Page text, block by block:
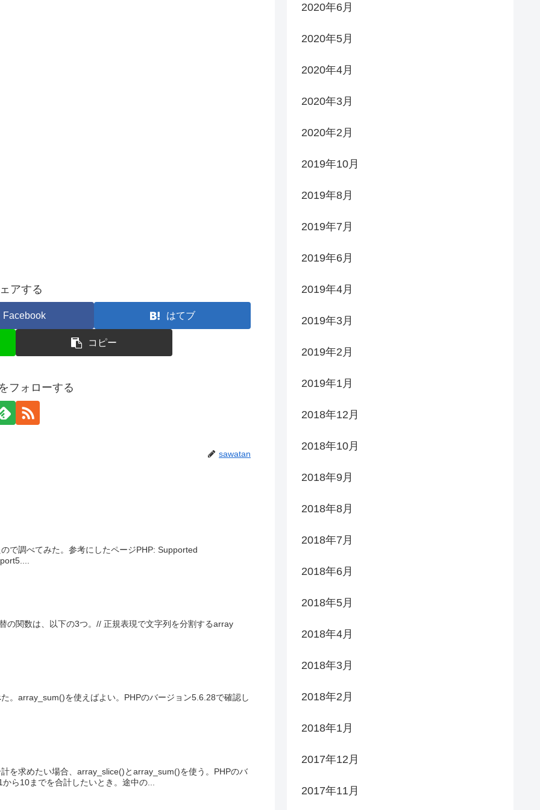
アする
Facebook はてブ
コピー
フォローする
sawatan
で調べてみた。参考にしたページPHP: Supported
の関数は、以下の3つ。// 正規表現で文字列を分割するarray
。array_sum()を使えばよい。PHPのバージョン5.6.28で確認し
を求めたい場合、array_slice()とarray_sum()を使う。PHPのバ
ら10までを合計したいとき。途中の...
2020年6月
2020年5月
2020年4月
2020年3月
2020年2月
2019年10月
2019年8月
2019年7月
2019年6月
2019年4月
2019年3月
2019年2月
2019年1月
2018年12月
2018年10月
2018年9月
2018年8月
2018年7月
2018年6月
2018年5月
2018年4月
2018年3月
2018年2月
2018年1月
2017年12月
2017年11月